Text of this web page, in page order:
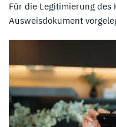
Für die Legitimierung des
Ausweisdokument